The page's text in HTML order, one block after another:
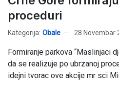
proceduri
Kategorija: Obale 28 Novembar
Formiranje parkova “Maslinjaci
da se realizuje po ubrzanoj
idejni tvorac ove akcije mr sci